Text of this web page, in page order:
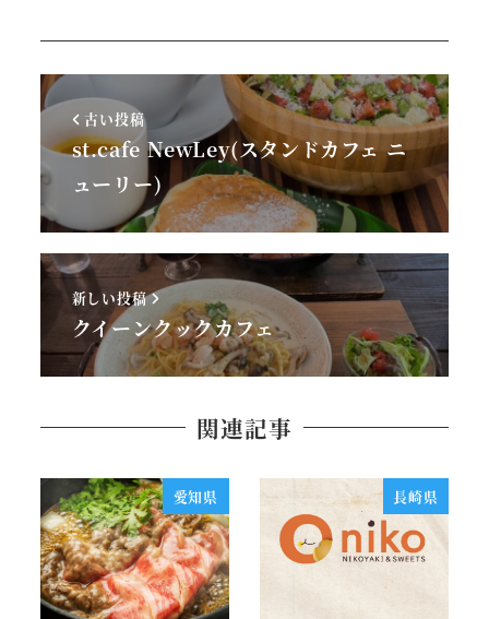
古い投稿
st.cafe NewLey(スタンドカフェ ニ
ューリー)
新しい投稿
クイーンクックカフェ
関連記事
愛知県 長崎県